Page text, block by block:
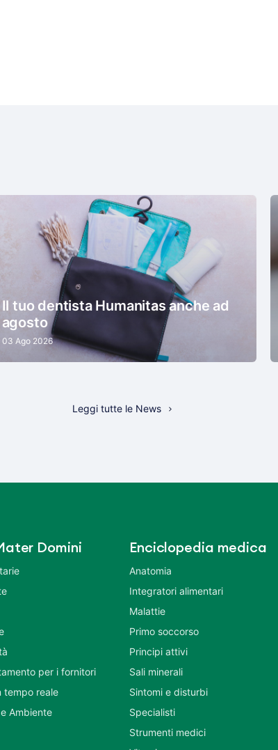
Il tuo dentista Humanitas anche ad
agosto
03 Ago 2026
Leggi tutte le News
Domini
per i fornitori
tempo reale
Ambiente
Enciclopedia medica
Anatomia
Integratori alimentari
Malattie
Primo soccorso
Principi attivi
Sali minerali
Sintomi e disturbi
Specialisti
Strumenti medici